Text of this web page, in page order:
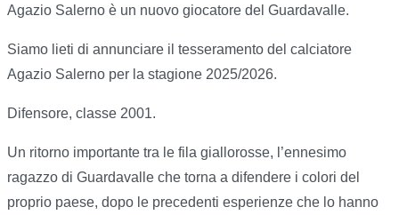
Agazio Salerno è un nuovo giocatore del Guardavalle.
Siamo lieti di annunciare il tesseramento del calciatore
Agazio Salerno per la stagione 2025/2026.
Difensore, classe 2001.
Un ritorno importante tra le fila giallorosse, l’ennesimo
ragazzo di Guardavalle che torna a difendere i colori del
proprio paese, dopo le precedenti esperienze che lo hanno